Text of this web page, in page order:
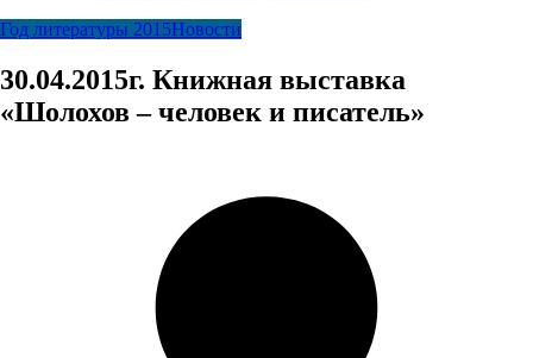
Год литературы 2015Новости
30.04.2015г. Книжная выставка
«Шолохов – человек и писатель»